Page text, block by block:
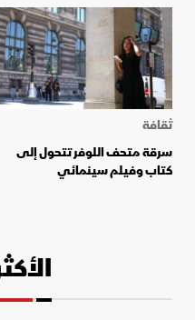
ثقافة
سرقة متحف اللوفر تتحول إلى
كتاب وفيلم سينمائي